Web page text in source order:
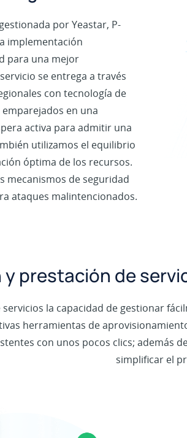
por Yeastar, P-
implementación
para una mejor
se entrega a través
con tecnología de
emparejados en una
activa para admitir una
utilizamos el equilibrio
óptima de los recursos.
mecanismos de seguridad
ataques malintencionados.
prestación de
la capacidad de gestionar
herramientas de
con unos pocos clics;
simplificar el